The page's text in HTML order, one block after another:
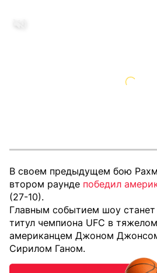
В своем предыдущем бою
втором раунде победил
(27-10).
Главным событием шоу станет
титул чемпиона UFC в
американцем Джоном
Сирилом Ганом.